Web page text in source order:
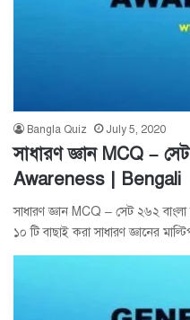
Bangla Quiz July 5, 2020
সাধারণ জ্ঞান MCQ –
Awareness | Bengali
সাধারণ জ্ঞান MCQ – সেট ২৬২
১০ টি বাছাই করা সাধারণ জ্ঞানের